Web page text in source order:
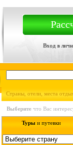
Вход в
Страны, отели, места
Выберите что Вас
Турыи путевки